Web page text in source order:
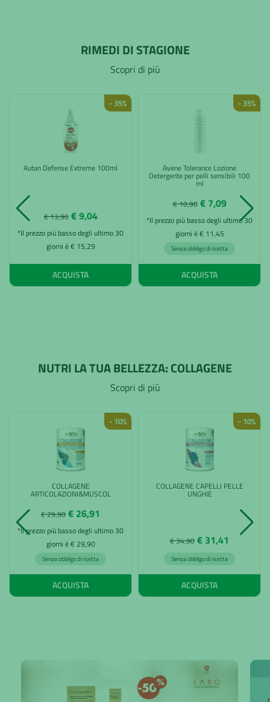
RIMEDI DI STAGIONE
Scopri di più
- 35%
Autan Defense Extreme 100ml
€ 13,90 € 9,04
*Il prezzo più basso degli ultimo 30
giorni è € 15,29
ACQUISTA
- 35%
Avene Tolerance Lozione
Detergente per pelli sensibili 100
ml
€ 10,90 € 7,09
*Il prezzo più basso degli ultimo 30
giorni è € 11,45
Senza obbligo di ricetta
ACQUISTA
NUTRI LA TUA BELLEZZA: COLLAGENE
Scopri di più
- 10%
COLLAGENE
ARTICOLAZIONI&MUSCOL
€ 29,90 € 26,91
*Il prezzo più basso degli ultimo 30
giorni è € 29,90
Senza obbligo di ricetta
ACQUISTA
- 10%
COLLAGENE CAPELLI PELLE
UNGHIE
€ 34,90 € 31,41
Senza obbligo di ricetta
ACQUISTA